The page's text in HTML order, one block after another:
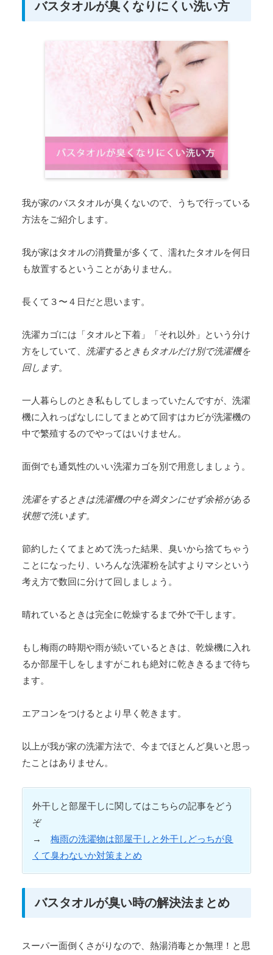
バスタオルが臭くなりにくい洗い方
我が家のバスタオルが臭くないので、うちで行っている
方法をご紹介します。
我が家はタオルの消費量が多くて、濡れたタオルを何日
も放置するということがありません。
長くて３〜４日だと思います。
洗濯カゴには「タオルと下着」「それ以外」という分け
方をしていて、 洗濯するときもタオルだけ別で洗濯機を
回します。
一人暮らしのとき私もしてしまっていたんですが、洗濯
機に入れっぱなしにしてまとめて回すはカビが洗濯機の
中で繁殖するのでやってはいけません。
面倒でも通気性のいい洗濯カゴを別で用意しましょう。
洗濯をするときは洗濯機の中を満タンにせず余裕がある
状態で洗います。
節約したくてまとめて洗った結果、臭いから捨てちゃう
ことになったり、いろんな洗濯粉を試すよりマシという
考え方で数回に分けて回しましょう。
晴れているときは完全に乾燥するまで外で干します。
もし梅雨の時期や雨が続いているときは、乾燥機に入れ
るか部屋干しをしますがこれも絶対に乾ききるまで待ち
ます。
エアコンをつけるとより早く乾きます。
以上が我が家の洗濯方法で、今までほとんど臭いと思っ
たことはありません。
外干しと部屋干しに関してはこちらの記事をどう
ぞ
→ 梅雨の洗濯物は部屋干しと外干しどっちが良
くて臭わないか対策まとめ
バスタオルが臭い時の解決法まとめ
スーパー面倒くさがりなので、熱湯消毒とか無理！と思